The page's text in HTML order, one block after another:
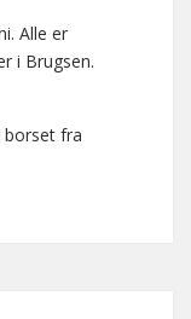
Alle er
i Brugsen.
borset fra